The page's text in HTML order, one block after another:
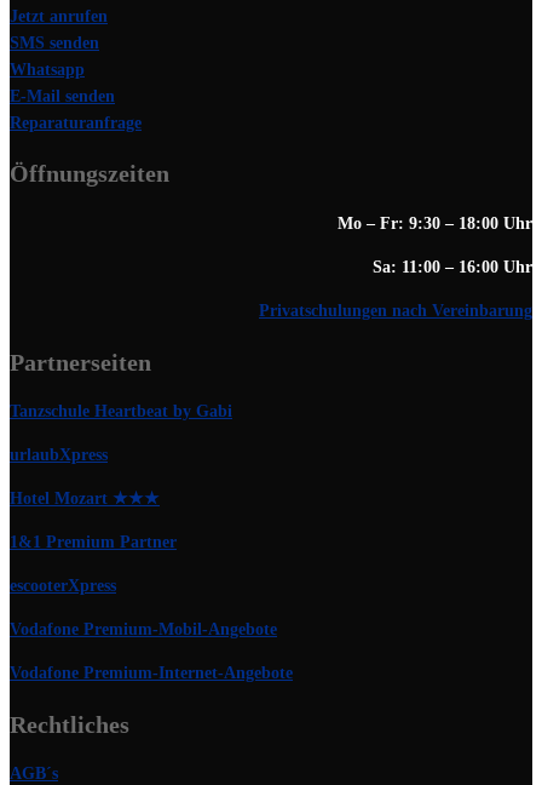
Jetzt anrufen
SMS senden
Whatsapp
E-Mail senden
Reparaturanfrage
Öffnungszeiten
Mo – Fr: 9:30 – 18:00 Uhr
Sa: 11:00 – 16:00 Uhr
Privatschulungen nach Vereinbarung
Partnerseiten
Tanzschule Heartbeat by Gabi
urlaubXpress
Hotel Mozart ★★★
1&1 Premium Partner
escooterXpress
Vodafone Premium-Mobil-Angebote
Vodafone Premium-Internet-Angebote
Rechtliches
AGB´s